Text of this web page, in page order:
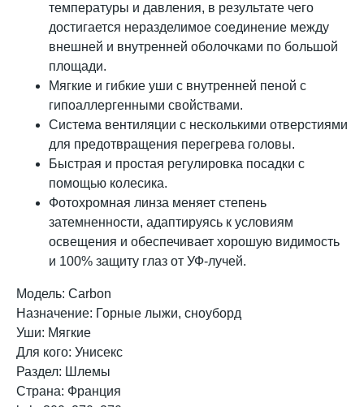
температуры и давления, в результате чего
достигается неразделимое соединение между
внешней и внутренней оболочками по большой
площади.
Мягкие и гибкие уши с внутренней пеной с
гипоаллергенными свойствами.
Система вентиляции с несколькими отверстиями
для предотвращения перегрева головы.
Быстрая и простая регулировка посадки с
помощью колесика.
Фотохромная линза меняет степень
затемненности, адаптируясь к условиям
освещения и обеспечивает хорошую видимость
и 100% защиту глаз от УФ-лучей.
Модель: Carbon
Назначение: Горные лыжи, сноуборд
Уши: Мягкие
Для кого: Унисекс
Раздел: Шлемы
Страна: Франция